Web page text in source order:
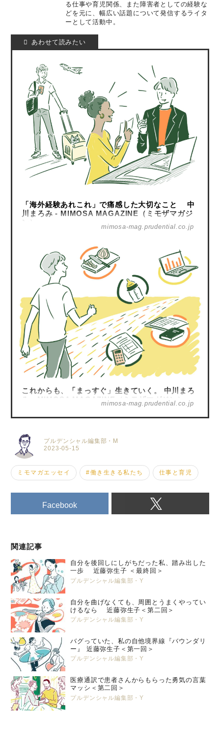
る仕事や育児関係、また障害者としての経験な
どを元に、幅広い話題について発信するライタ
ーとして活動中。
「海外経験あれこれ」で痛感した大切なこと 中
川まろみ - MIMOSA MAGAZINE（ミモザマガジ
ン）
mimosa-mag.prudential.co.jp
これからも、「まっすぐ」生きていく。 中川まろ
み - MIMOSA MAGAZINE（ミモザマガジン）
mimosa-mag.prudential.co.jp
2023-05-15
プルデンシャル編集部・M
ミモマガエッセイ #働き生きる私たち 仕事と育児
Facebook
関連記事
自分を後回しにしがちだった私、踏み出した
一歩 近藤弥生子 ＜最終回＞
プルデンシャル編集部・Y
自分を曲げなくても、周囲とうまくやってい
けるなら 近藤弥生子＜第二回＞
プルデンシャル編集部・Y
バグっていた、私の自他境界線『バウンダリ
ー』 近藤弥生子＜第一回＞
プルデンシャル編集部・Y
医療通訳で患者さんからもらった勇気の言葉
マッシ＜第二回＞
プルデンシャル編集部・Y